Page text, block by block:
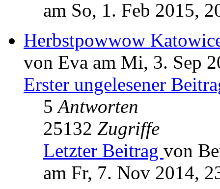
am So, 1. Feb 2015,
Herbstpowwow
von Eva am Mi, 3. Sep
Erster ungelesener
5Antworten
25132 Zugriffe
Letzter Beitrag von
am Fr, 7. Nov 2014,